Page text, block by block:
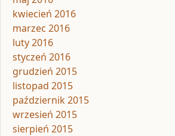
kwiecień 2016
marzec 2016
luty 2016
styczeń 2016
grudzień 2015
listopad 2015
październik 2015
wrzesień 2015
sierpień 2015